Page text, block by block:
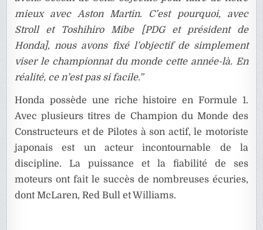
mieux avec Aston Martin. C’est pourquoi, avec
Stroll et Toshihiro Mibe [PDG et président de
Honda], nous avons fixé l’objectif de simplement
viser le championnat du monde cette année-là. En
réalité, ce n’est pas si facile.”
Honda possède une riche histoire en Formule 1.
Avec plusieurs titres de Champion du Monde des
Constructeurs et de Pilotes à son actif, le motoriste
japonais est un acteur incontournable de la
discipline. La puissance et la fiabilité de ses
moteurs ont fait le succès de nombreuses écuries,
dont McLaren, Red Bull et Williams.